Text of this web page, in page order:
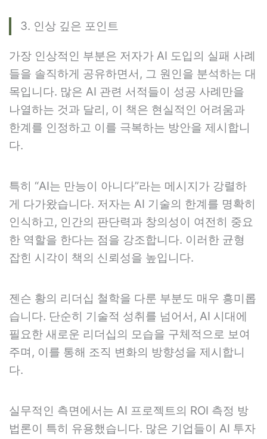
3. 인상 깊은 포인트
가장 인상적인 부분은 저자가 AI 도입의 실패 사례
들을 솔직하게 공유하면서, 그 원인을 분석하는 대
목입니다. 많은 AI 관련 서적들이 성공 사례만을
나열하는 것과 달리, 이 책은 현실적인 어려움과
한계를 인정하고 이를 극복하는 방안을 제시합니
다.
특히 “AI는 만능이 아니다”라는 메시지가 강렬하
게 다가왔습니다. 저자는 AI 기술의 한계를 명확히
인식하고, 인간의 판단력과 창의성이 여전히 중요
한 역할을 한다는 점을 강조합니다. 이러한 균형
잡힌 시각이 책의 신뢰성을 높입니다.
젠슨 황의 리더십 철학을 다룬 부분도 매우 흥미롭
습니다. 단순히 기술적 성취를 넘어서, AI 시대에
필요한 새로운 리더십의 모습을 구체적으로 보여
주며, 이를 통해 조직 변화의 방향성을 제시합니
다.
실무적인 측면에서는 AI 프로젝트의 ROI 측정 방
법론이 특히 유용했습니다. 많은 기업들이 AI 투자